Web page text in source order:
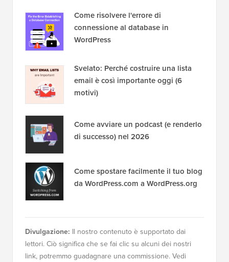
Come risolvere l'errore di
connessione al database in
WordPress
Svelato: Perché costruire una lista
email è così importante oggi (6
motivi)
Come avviare un podcast (e renderlo
di successo) nel 2026
Come spostare facilmente il tuo blog
da WordPress.com a WordPress.org
Divulgazione: Il nostro contenuto è supportato dai
lettori. Ciò significa che se fai clic su alcuni dei nostri
link, potremmo guadagnare una commissione. Vedi